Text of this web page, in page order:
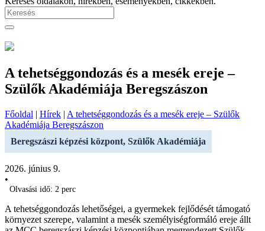
A tehetséggondozás és a mesék ereje –
Szülők Akadémiája Beregszászon
Főoldal | Hírek | A tehetséggondozás és a mesék ereje – Szülők
Akadémiája Beregszászon
Beregszászi képzési központ, Szülők Akadémiája
2026. június 9.
•
Olvasási idő: 2 perc
A tehetséggondozás lehetőségei, a gyermekek fejlődését támogató
környezet szerepe, valamint a mesék személyiségformáló ereje állt